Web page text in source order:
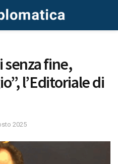
senza fine,
l’Editoriale di
2025